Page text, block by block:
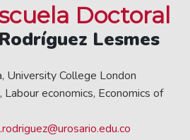
Doctoral
Lesmes
University College London
economics, Economics of